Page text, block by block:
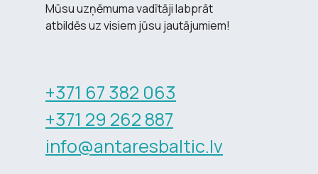
Mūsu uzņēmuma vadītāji labprāt
atbildēs uz visiem jūsu jautājumiem!
+371 67 382 063
+371 29 262 887
info@antaresbaltic.lv